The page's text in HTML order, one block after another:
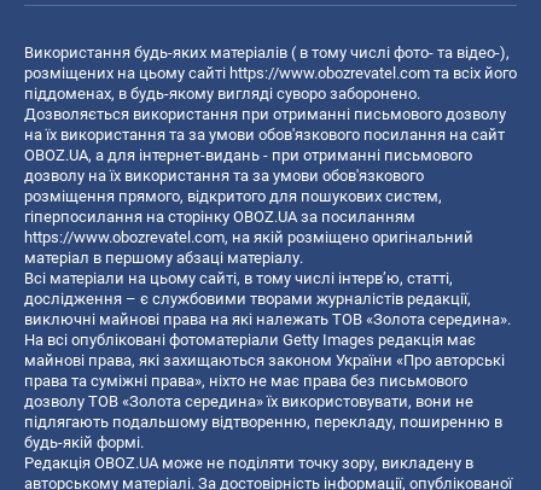
Використання будь-яких матеріалів ( в тому числі фото- та відео-),
розміщених на цьому сайті https://www.obozrevatel.com та всіх його
піддоменах, в будь-якому вигляді суворо заборонено.
Дозволяється використання при отриманні письмового дозволу
на їх використання та за умови обов'язкового посилання на сайт
OBOZ.UA, а для інтернет-видань - при отриманні письмового
дозволу на їх використання та за умови обов'язкового
розміщення прямого, відкритого для пошукових систем,
гіперпосилання на сторінку OBOZ.UA за посиланням
https://www.obozrevatel.com, на якій розміщено оригінальний
матеріал в першому абзаці матеріалу.
Всі матеріали на цьому сайті, в тому числі інтерв’ю, статті,
дослідження – є службовими творами журналістів редакції,
виключні майнові права на які належать ТОВ «Золота середина».
На всі опубліковані фотоматеріали Getty Images редакція має
майнові права, які захищаються законом України «Про авторські
права та суміжні права», ніхто не має права без письмового
дозволу ТОВ «Золота середина» їх використовувати, вони не
підлягають подальшому відтворенню, перекладу, поширенню в
будь-якій формі.
Редакція OBOZ.UA може не поділяти точку зору, викладену в
авторському матеріалі. За достовірність інформації, опублікованої